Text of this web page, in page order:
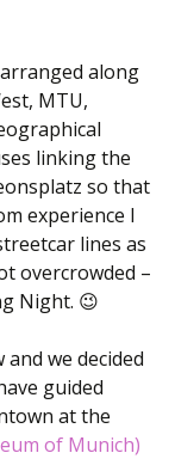
along
MTU,
linking the
so that
experience I
lines as
overcrowded –
Night. 😉
we decided
guided
at the
of Munich)